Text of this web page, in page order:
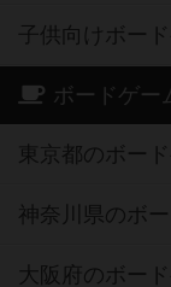
子供向けボー
ボードゲー
東京都のボー
神奈川県のボ
大阪府のボー